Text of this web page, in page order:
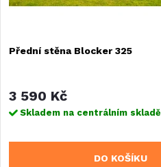
Přední stěna Blocker 325
3 590 Kč
Skladem na centrálním skladě
DO KOŠÍKU